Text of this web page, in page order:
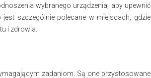
wybranego urządzenia, aby upewnić
szczególnie polecane w miejscach, gdzie
i zdrowia.
zadaniom. Są one przystosowane